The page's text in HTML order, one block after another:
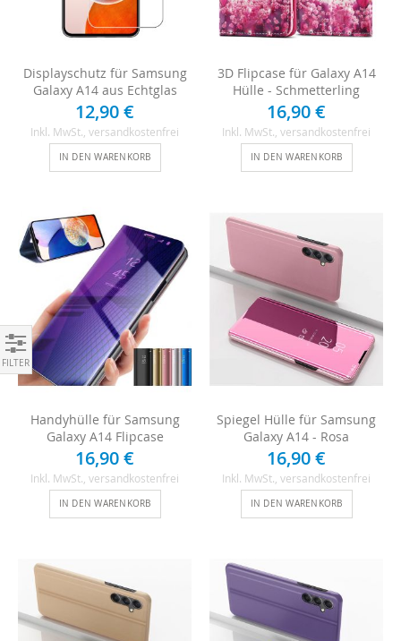
Displayschutz für Samsung
Galaxy A14 aus Echtglas
12,90 €
Inkl. MwSt. , versandkostenfrei
IN DEN WARENKORB
3D Flipcase für Galaxy A14
Hülle - Schmetterling
16,90 €
Inkl. MwSt. , versandkostenfrei
IN DEN WARENKORB
Handyhülle für Samsung
Galaxy A14 Flipcase
16,90 €
Inkl. MwSt. , versandkostenfrei
IN DEN WARENKORB
Spiegel Hülle für Samsung
Galaxy A14 - Rosa
16,90 €
Inkl. MwSt. , versandkostenfrei
IN DEN WARENKORB
Einkaufen nach